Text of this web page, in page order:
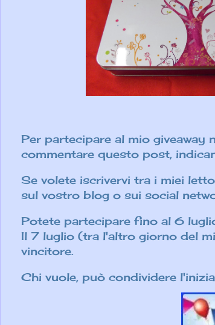
Per partecipare al mio giveaway
commentare questo post,
Se volete iscrivervi tra i miei
sul vostro blog o sui social
Potete partecipare fino al 6
Il 7 luglio (tra l'altro giorno del
vincitore.
Chi vuole, può condividere